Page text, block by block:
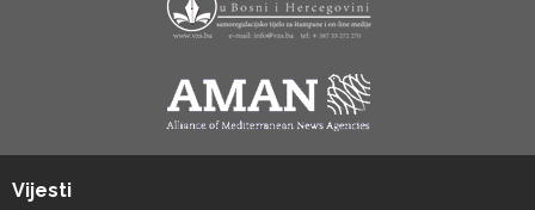
Vijesti